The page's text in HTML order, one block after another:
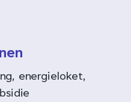
energieloket,